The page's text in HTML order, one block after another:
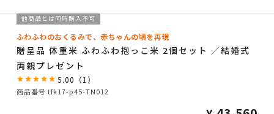
他商品とは同時購入不可
ふわふわのおくるみで、赤ちゃんの頃を再現
贈呈品 体重米 ふわふわ抱っこ米 2個セット ／結婚式
両親プレゼント
5.00 （ 1 ）
商品番号 tfk17-p45-TN012